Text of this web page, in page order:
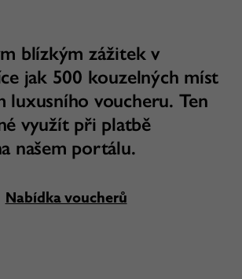
blízkým zážitek v
jak 500 kouzelných míst
luxusního voucheru. Ten
využít při platbě
našem portálu.
Nabídka voucherů